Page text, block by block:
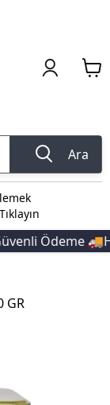
Ara
Ödeme
GR